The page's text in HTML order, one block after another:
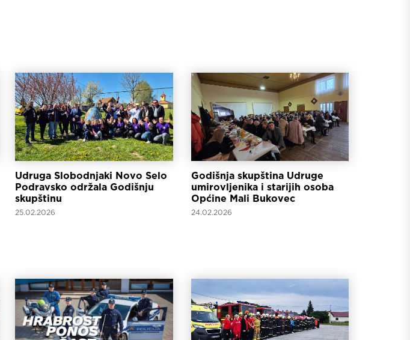
Udruga Slobodnjaki Novo Selo
Podravsko održala Godišnju
skupštinu
25.02.2026
Godišnja skupština Udruge
umirovljenika i starijih osoba
Općine Mali Bukovec
24.02.2026